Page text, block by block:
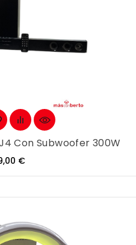
Con Subwoofer 300W
€